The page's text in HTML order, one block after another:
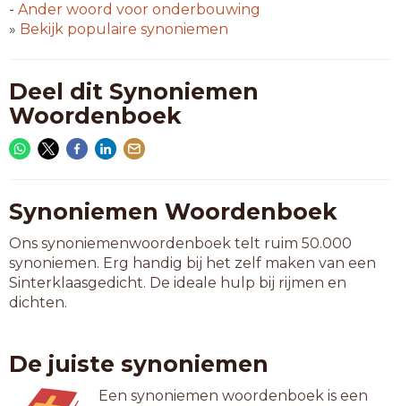
- Ander woord voor onderbouwing
» Bekijk populaire synoniemen
Deel dit Synoniemen
Woordenboek
Synoniemen Woordenboek
Ons synoniemenwoordenboek telt ruim 50.000
synoniemen. Erg handig bij het zelf maken van een
Sinterklaasgedicht. De ideale hulp bij rijmen en
dichten.
De juiste synoniemen
Een synoniemen woordenboek is een